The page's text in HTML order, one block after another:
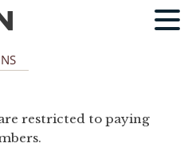
restricted to paying